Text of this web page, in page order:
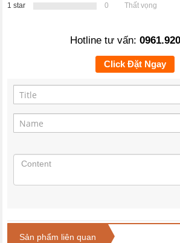
1 star
0 Thất vọng
Hotline tư vấn:
Click Đặt Ngay
Sản phẩm liên quan